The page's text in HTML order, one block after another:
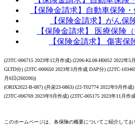
【保険金請求】自動車保険
【保険金請求】がん保
【保険金請求】 医療保険
【保険金請求】 傷害保
(23TC-006715 2023年12月作成) (2206-KL08-H0052 2022年5
GLTD分) (23TC-000650 2023年3月作成 DAP分) (22TC-
月6日(260206))
(ORIX2022-B-087) (共栄23-0863) (22-T02774 2022年9月作成
(23TC-006769 2023年9月作成) (23TC-005175 2023年11月作
このホームページは、各保険の概要についてご紹介して